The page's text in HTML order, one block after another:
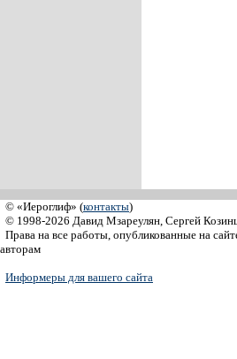
© «Иероглиф» (контакты)
© 1998-2026 Давид Мзареулян, Сергей
Права на все работы, опубликованные на
авторам
Информеры для вашего сайта